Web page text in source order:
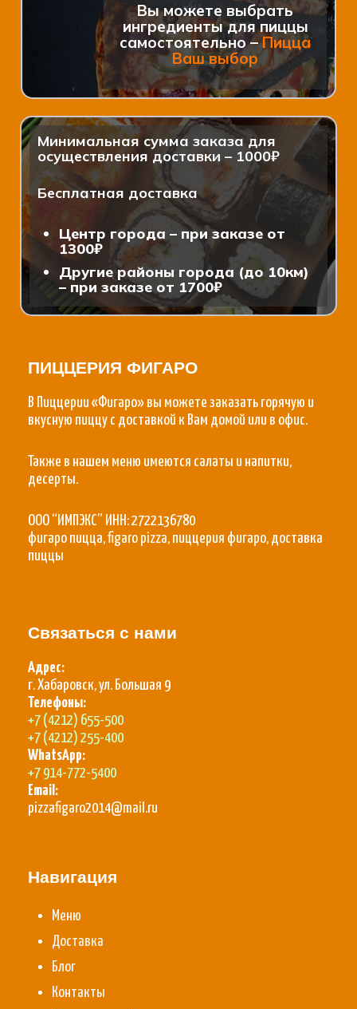
Вы можете выбрать
ингредиенты для пиццы
самостоятельно –Пицца
Ваш выбор
Минимальная сумма заказа для
осуществления доставки – 1000₽
Бесплатная доставка
Центр города – при заказе от
1300₽
Другие районы города (до 10км)
– при заказе от 1700₽
ПИЦЦЕРИЯ ФИГАРО
В Пиццерии «Фигаро» вы можете заказать горячую и
вкусную пиццу с доставкой к Вам домой или в офис.
Также в нашем меню имеются салаты и напитки,
десерты.
ООО “ИМПЭКС” ИНН: 2722136780
фигаро пицца, figaro pizza, пиццерия фигаро, доставка
пиццы
Связаться с нами
Адрес:
г. Хабаровск, ул. Большая 9
Телефоны:
+7 (4212) 655-500
+7 (4212) 255-400
WhatsApp:
+7 914-772-5400
Email:
pizzafigaro2014@mail.ru
Навигация
Меню
Доставка
Блог
Контакты